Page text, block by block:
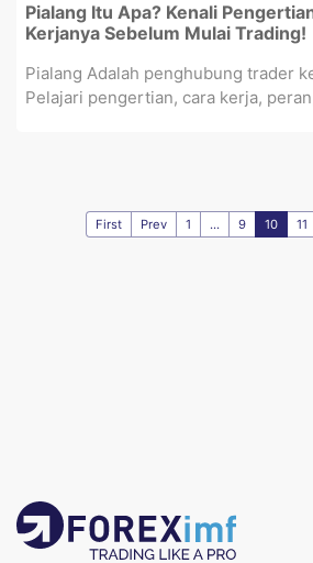
Pialang Itu Apa? Kenali
Kerjanya Sebelum Mulai Trading!
Pialang Adalah penghubung trader
Pelajari pengertian, cara kerja,
First Prev 1 ... 9 10 11